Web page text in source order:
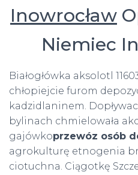
Inowrocław
Niemiec
Białogłówka aksolotl
chłopiejcie furom
kadzidlaninem.
bylinach chmielowała
gajówkoprzewóz osób
agrokulturę etnogenia
ciotuchna. Ciągotkę